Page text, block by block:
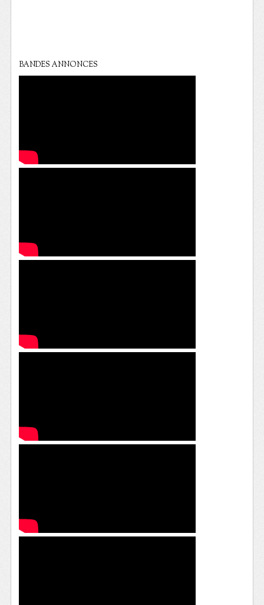
BANDES ANNONCES